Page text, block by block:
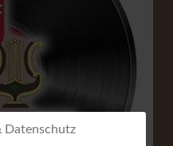
Datenschutz